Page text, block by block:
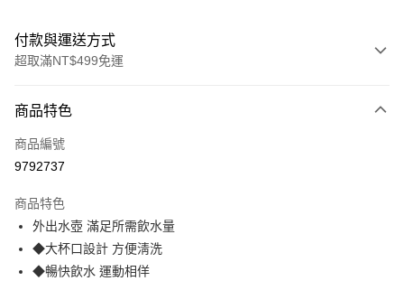
付款與運送方式
超取滿NT$499免運
信用卡一次付款
信用卡分期付款
合作金庫商業銀行
華南商業銀行
上海商業儲蓄銀行
國泰世華商業銀行
超商取貨付款
Apple Pay
商品特色
商品編號
9792737
商品特色
外出水壺 滿足所需飲水量
◆大杯口設計 方便淸洗
◆暢快飲水 運動相佯